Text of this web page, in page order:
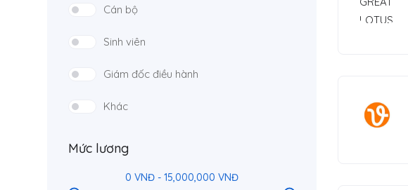
Cán bộ
Sinh viên
Giám đốc điều hành
Khác
Mức lương
0 VNĐ - 15,000,000 VNĐ